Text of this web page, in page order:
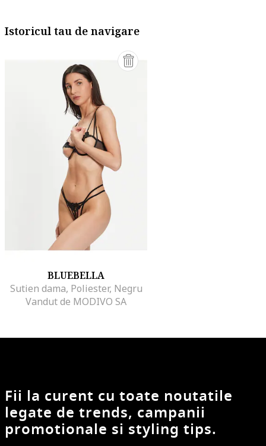
Istoricul tau de navigare
BLUEBELLA
Sutien dama, Poliester, Negru
Vandut de MODIVO SA
Fii la curent cu toate noutatile
legate de trends, campanii
promotionale si styling tips.